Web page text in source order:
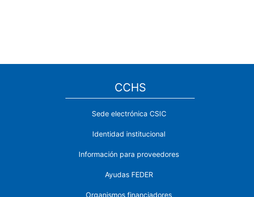
CCHS
Sede electrónica CSIC
Identidad institucional
Información para proveedores
Ayudas FEDER
Organismos financiadores